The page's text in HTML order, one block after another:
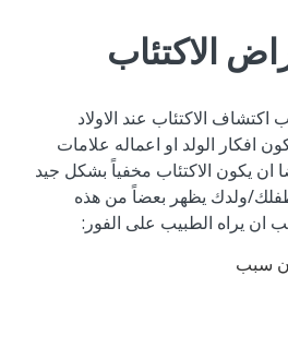
الاكتئاب
الاكتئاب عند الاولاد
افكار الولد او اعماله علامات
ان يكون الاكتئاب مخفياً بشكل جيد
طفلك/ولدك يظهر بعضاً من هذه
ان يراه الطبيب على الفور:
سبب